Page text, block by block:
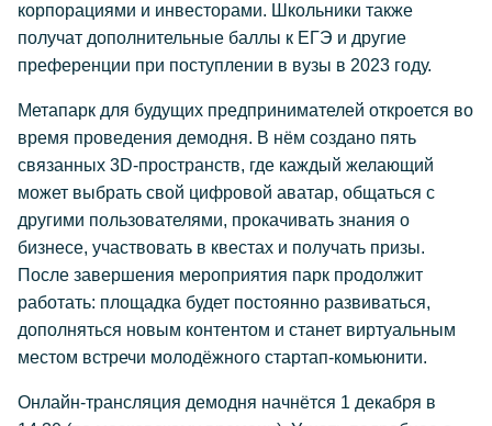
корпорациями и инвесторами. Школьники также
получат дополнительные баллы к ЕГЭ и другие
преференции при поступлении в вузы в 2023 году.
Метапарк для будущих предпринимателей откроется во
время проведения демодня. В нём создано пять
связанных 3D-пространств, где каждый желающий
может выбрать свой цифровой аватар, общаться с
другими пользователями, прокачивать знания о
бизнесе, участвовать в квестах и получать призы.
После завершения мероприятия парк продолжит
работать: площадка будет постоянно развиваться,
дополняться новым контентом и станет виртуальным
местом встречи молодёжного стартап-комьюнити.
Онлайн-трансляция демодня начнётся 1 декабря в